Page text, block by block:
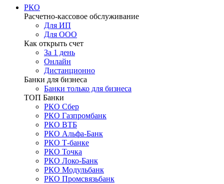
РКО
Расчетно-кассовое обслуживание
Для ИП
Для ООО
Как открыть счет
За 1 день
Онлайн
Дистанционно
Банки для бизнеса
Банки только для бизнеса
ТОП Банки
РКО Сбер
РКО Газпромбанк
РКО ВТБ
РКО Альфа-Банк
РКО Т-банке
РКО Точка
РКО Локо-Банк
РКО Модульбанк
РКО Промсвязьбанк